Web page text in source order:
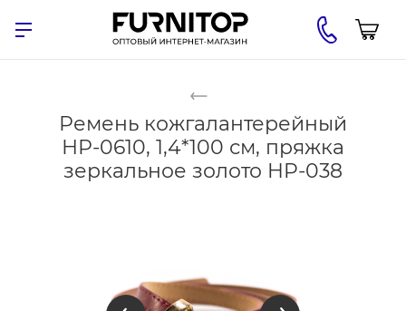
Ремень кожгалантерейный
НР-0610, 1,4*100 см, пряжка
зеркальное золото HP-038